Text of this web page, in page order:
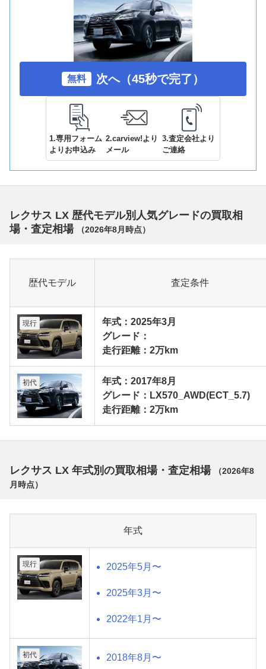
無料 次へ（45秒で完了）
1.専用フォーム
よりお申込み
2.carview!より
メール
3.査定会社より
ご連絡
レクサス LX 歴代モデル別人気グレードの買取相
場・査定相場
（2026年8月 時点）
歴代モデル 査定条件
現行
年式：2025年3月
グレード：
走行距離：2万km
初代
年式：2017年8月
グレード：LX570_AWD(ECT_5.7)
走行距離：2万km
レクサス LX 年式別の買取相場・査定相場 （2026年8
月 時点）
年式
現行 2025年5月〜
2025年3月〜
2022年1月〜
初代 2018年8月〜